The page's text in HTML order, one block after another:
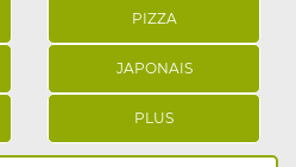
PIZZA
JAPONAIS
PLUS